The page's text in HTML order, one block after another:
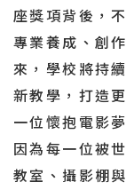
座獎項背後，
專業養成、創
來，學校將持
新教學，打造
一位懷抱電影
因為每一位被
教室、攝影棚